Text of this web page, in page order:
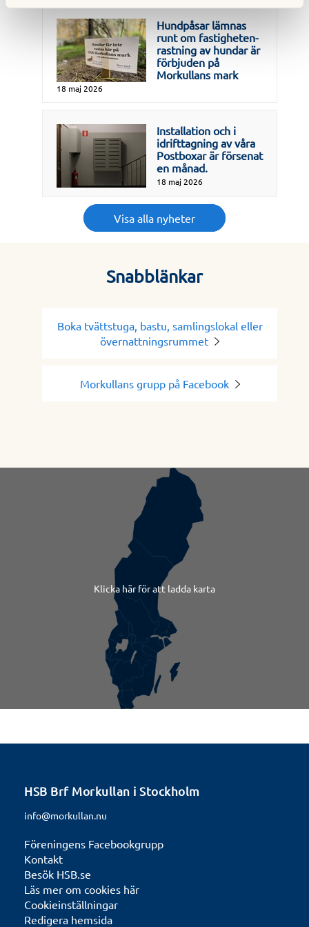
Hundpåsar lämnas
runt om fastigheten-
rastning av hundar är
förbjuden på
Morkullans mark
18 maj 2026
Installation och i
idrifttagning av våra
Postboxar är försenat
en månad.
18 maj 2026
Visa alla nyheter
Snabblänkar
Boka tvättstuga, bastu, samlingslokal eller
övernattningsrummet
Morkullans grupp på Facebook
Klicka här för att ladda karta
HSB Brf Morkullan i Stockholm
info@morkullan.nu
Föreningens Facebookgrupp
Kontakt
Besök HSB.se
Läs mer om cookies här
Cookieinställningar
Redigera hemsida